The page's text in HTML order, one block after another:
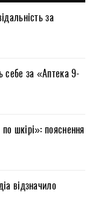
за
себе за «Аптека 9-
шкірі»: пояснення
відзначило